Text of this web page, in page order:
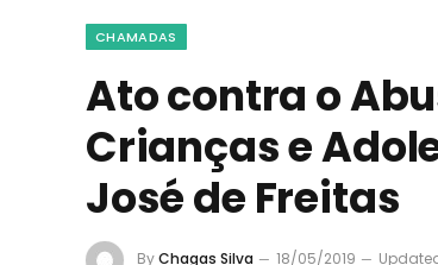
CHAMADAS
Ato contra o
Crianças e
José de Freitas
ByChagas Silva 18/05/2019